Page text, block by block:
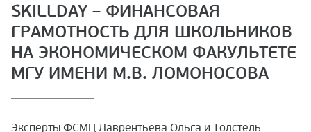
SKILLDAY – ФИНАНСОВАЯ
ГРАМОТНОСТЬ ДЛЯ ШКОЛЬНИКОВ
НА ЭКОНОМИЧЕСКОМ ФАКУЛЬТЕТЕ
МГУ ИМЕНИ М.В. ЛОМОНОСОВА
Эксперты ФСМЦ Лаврентьева Ольга и Толстель